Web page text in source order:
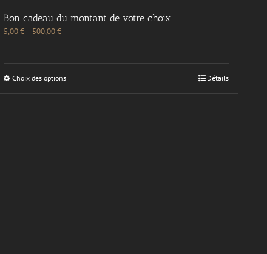
Bon cadeau du montant de votre choix
5,00€– 500,00€
Choix des options Détails